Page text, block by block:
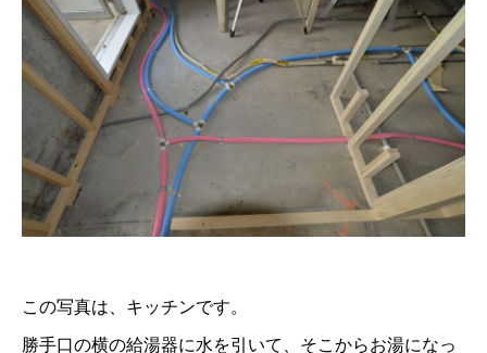
この写真は、キッチンです。
勝手口の横の給湯器に水を引いて、そこからお湯になっ